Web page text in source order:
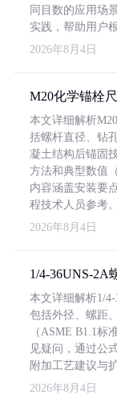
同目数的应用场
实践，帮助用户
2026年8月4日
M20化学锚栓
本文详细解析
括螺杆直径、钻
凝土结构后锚固
方法和典型数值
内容涵盖安装要
程技术人员参考。
2026年8月4日
1/4-36UNS-2A
本文详细解析1/
包括外径、螺距
（ASME B1.1标
见疑问，通过公
附加工艺建议与
2026年8月4日